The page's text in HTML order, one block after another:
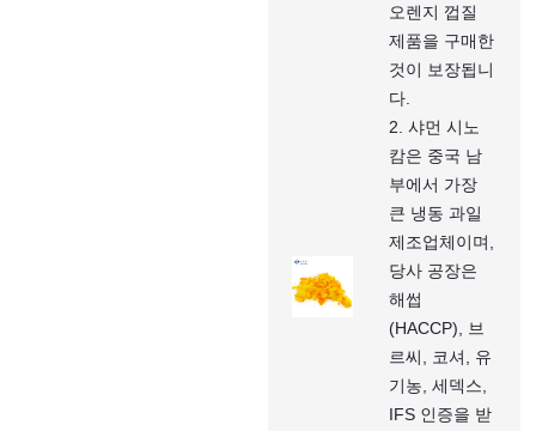
오렌지 껍질
제품을 구매한
것이 보장됩니
다.
2. 샤먼 시노
캄은 중국 남
부에서 가장
큰 냉동 과일
제조업체이며,
당사 공장은
해썹
(HACCP), 브
르씨, 코셔, 유
기농, 세덱스,
IFS 인증을 받